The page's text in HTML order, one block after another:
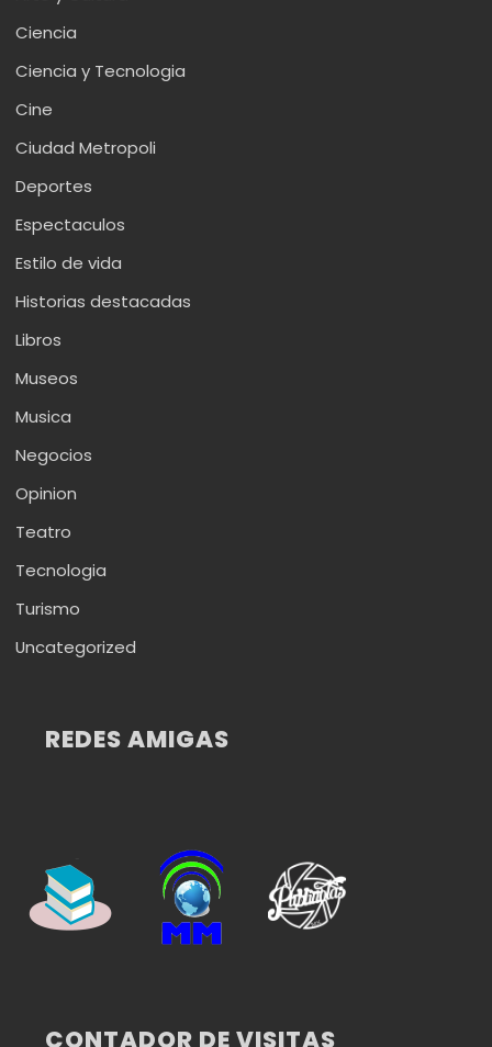
Ciencia
Ciencia y Tecnologia
Cine
Ciudad Metropoli
Deportes
Espectaculos
Estilo de vida
Historias destacadas
Libros
Museos
Musica
Negocios
Opinion
Teatro
Tecnologia
Turismo
Uncategorized
REDES AMIGAS
CONTADOR DE VISITAS